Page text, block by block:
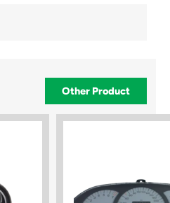
Other Product